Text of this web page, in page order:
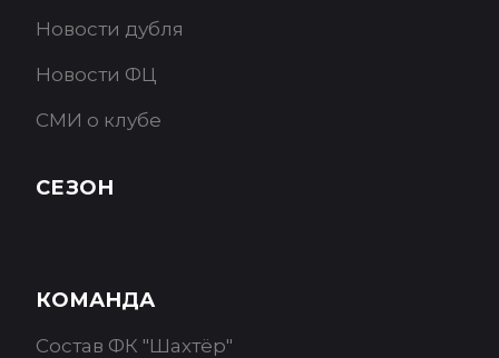
Новости дубля
Новости ФЦ
СМИ о клубе
СЕЗОН
КОМАНДА
Состав ФК "Шахтёр"